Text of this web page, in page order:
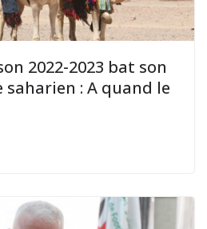
2022-2023 bat son
: A quand le